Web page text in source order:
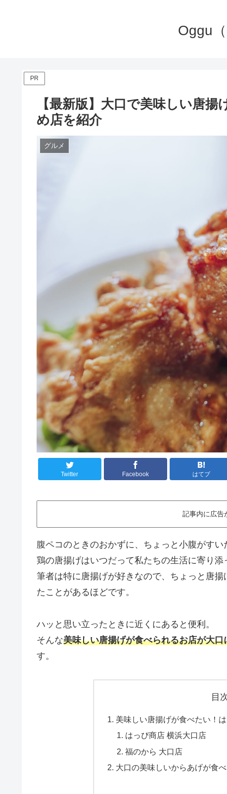
Oggu
PR
【最新版】大口で美味しい唐
め店を紹介
グルメ
Twitter Facebook はてブ
記事内に広告
腹ペコのときのおかずに、ちょっと小腹がすい
鶏の唐揚げはいつだって私たちの生活に寄り添
筆者は特に唐揚げが好きなので、ちょっと唐
たことがあるほどです。
ハッと思い立ったときに近くにあると便利。
そんな美味しい唐揚げが食べられるお店が大口
す。
目
美味しい唐揚げが食べたい！
はっぴ商店 横浜大口店
福のから 大口店
大口の美味しいからあげが食